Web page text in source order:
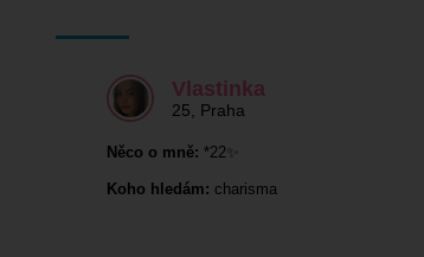
Vlastinka
25 Praha
Něco o mně: *22✨
Koho hledám: charisma